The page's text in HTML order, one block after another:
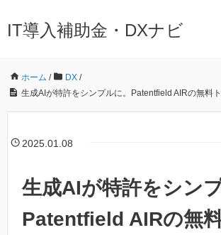
IT導入補助金・DXナビ
ホーム / DX /
生成AIが特許をシンプルに。Patentfield AIRの無料
2025.01.08
生成AIが特許をシンプ
Patentfield AIRの無